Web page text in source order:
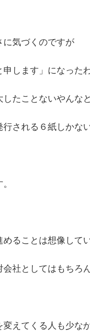
に気づくのですが
します」になった
たことないやんな
行される６紙しかな
めることは想像して
社としてはもちろ
えてくる人も少な